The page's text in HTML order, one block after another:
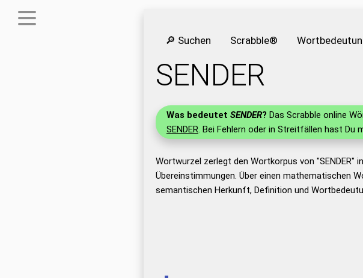
🔎 Suchen Scrabble®
SENDER
Was bedeutet SENDER? Das Scrabble online
SENDER. Bei Fehlern oder in Streitfällen hast Du
Wortwurzel zerlegt den Wortkorpus von
Übereinstimmungen. Über einen mathematischen
semantischen Herkunft, Definition und